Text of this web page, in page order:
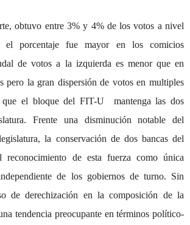
obtuvo entre 3% y 4% de los votos a nivel
el porcentaje fue mayor en los comicios
de votos a la izquierda es menor que en
pero la gran dispersión de votos en multiples
que el bloque del FIT-U mantenga las dos
Frente una disminución notable del
la conservación de dos bancas del
de esta fuerza como única
de los gobiernos de turno. Sin
de derechización en la composición de la
tendencia preocupante en términos político-